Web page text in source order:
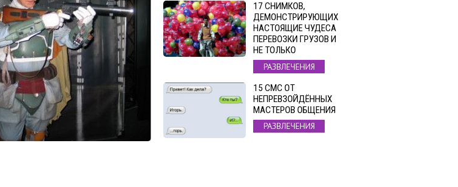
17 СНИМКОВ,
ДЕМОНСТРИРУЮЩИХ
НАСТОЯЩИЕ ЧУДЕСА
ПЕРЕВОЗКИ ГРУЗОВ И
НЕ ТОЛЬКО
РАЗВЛЕЧЕНИЯ
15 СМС ОТ
НЕПРЕВЗОЙДЁННЫХ
МАСТЕРОВ ОБЩЕНИЯ
РАЗВЛЕЧЕНИЯ